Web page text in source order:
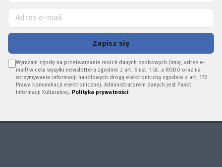
Zapisz się
Wyrażam zgodę na przetwarzanie moich danych osobowych (imię, adres e-
mail) w celu wysyłki newslettera zgodnie z art. 6 ust. 1 lit. a RODO oraz na
otrzymywanie informacji handlowych drogą elektroniczną zgodnie z art. 172
Prawa komunikacji elektronicznej. Administratorem danych jest Punkt
Informacji Kulturalnej. Polityka prywatności.